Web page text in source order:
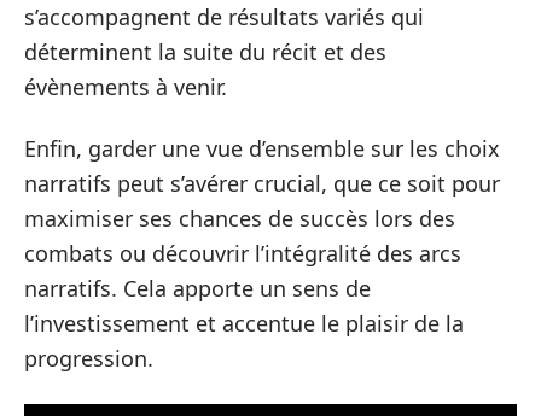
s’accompagnent de résultats variés qui
déterminent la suite du récit et des
évènements à venir.
Enfin, garder une vue d’ensemble sur les choix
narratifs peut s’avérer crucial, que ce soit pour
maximiser ses chances de succès lors des
combats ou découvrir l’intégralité des arcs
narratifs. Cela apporte un sens de
l’investissement et accentue le plaisir de la
progression.